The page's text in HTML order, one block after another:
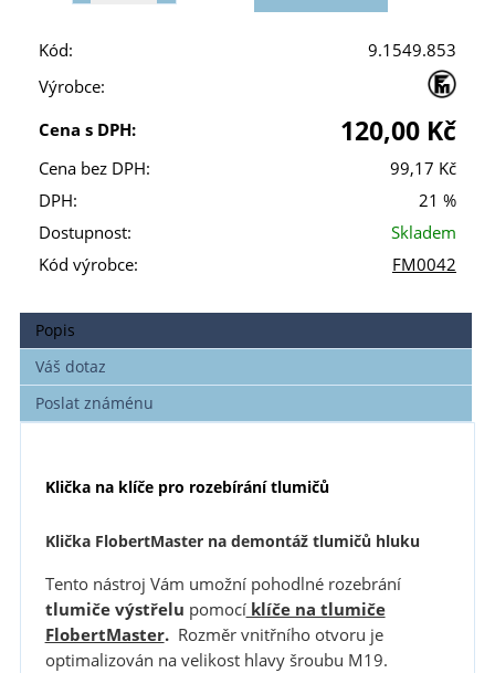
Kód:
9.1549.853
Výrobce:
Cena s DPH:
120,00 Kč
Cena bez DPH:
99,17 Kč
DPH:
21 %
Dostupnost:
Skladem
Kód výrobce:
FM0042
Popis
Váš dotaz
Poslat známénu
Klička na klíče pro rozebírání tlumičů
Klička FlobertMaster na demontáž tlumičů hluku
Tento nástroj Vám umožní pohodlné rozebrání
tlumiče výstřelu pomocíklíče na tlumiče
FlobertMaster. Rozměr vnitřního otvoru je
optimalizován na velikost hlavy šroubu M19.